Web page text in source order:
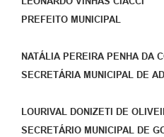
PREFEITO MUNICIPAL
NATÁLIA PEREIRA PENHA DA
SECRETÁRIA MUNICIPAL DE
LOURIVAL DONIZETI DE
SECRETÁRIO MUNICIPAL DE